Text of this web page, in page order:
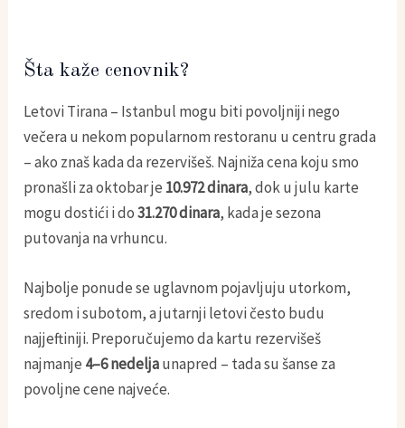
Šta kaže cenovnik?
Letovi Tirana – Istanbul mogu biti povoljniji nego
večera u nekom popularnom restoranu u centru grada
– ako znaš kada da rezervišeš. Najniža cena koju smo
pronašli za oktobar je 10.972 dinara, dok u julu karte
mogu dostići i do31.270 dinara, kada je sezona
putovanja na vrhuncu.
Najbolje ponude se uglavnom pojavljuju utorkom,
sredom i subotom, a jutarnji letovi često budu
najjeftiniji. Preporučujemo da kartu rezervišeš
najmanje 4–6 nedeljaunapred – tada su šanse za
povoljne cene najveće.